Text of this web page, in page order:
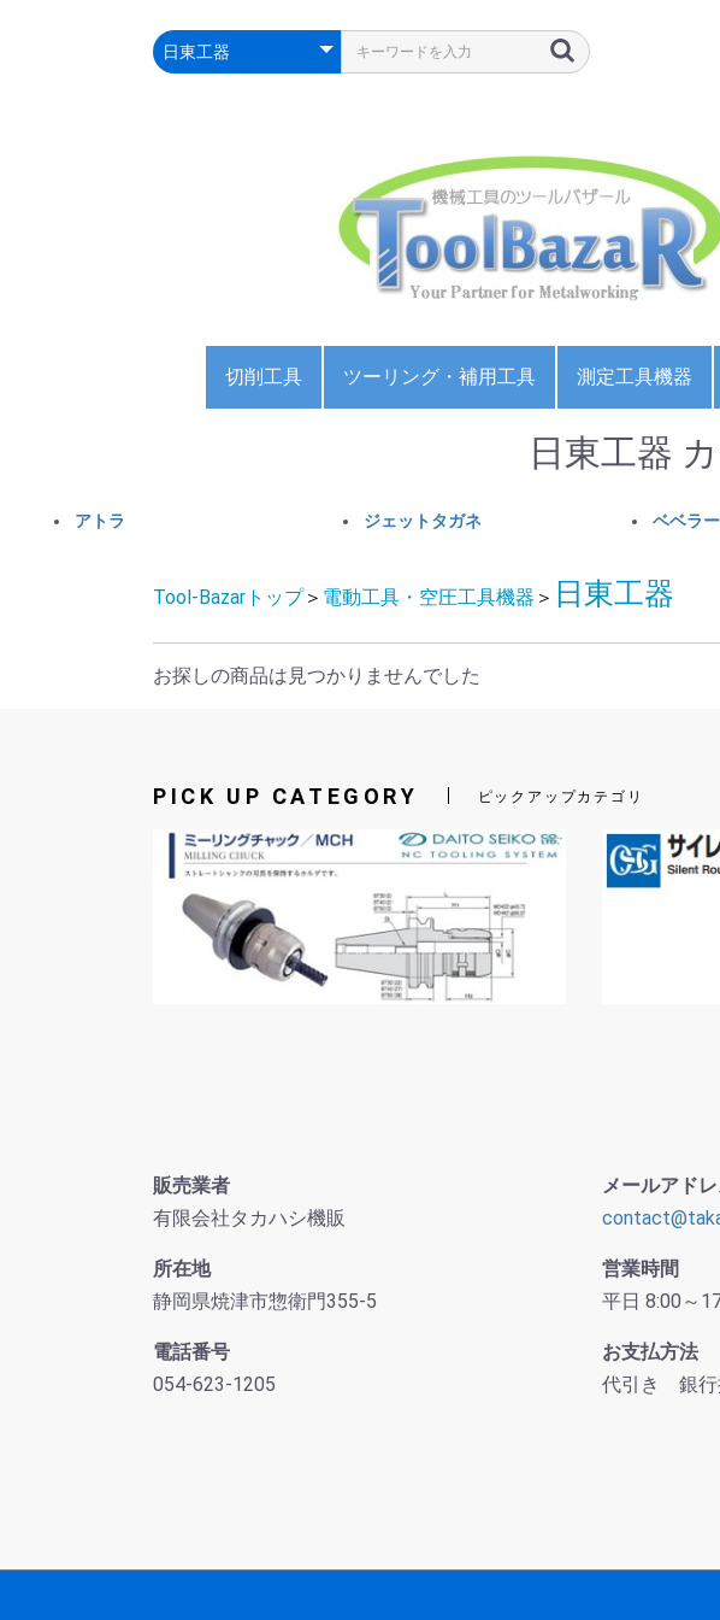
切削工具
サンドビック
住友イゲタロイ
タンガロイ
富士元工業
三菱マテリアル
(
オーエスジー
日進工具(NS)
不二越(NACHI)
三菱マテリアル
オーエスジー
不二越(NACHI)
magafor
ル
三菱マテリアル
スパイラルタップ
ポイントタップ
ハンドタップ
ガスタップ
メタルソー
キーシードカッター
サイドカッター
Tスロットカッター
ー
面取りカッター
アンギュラカッター
丸フライス
チャッキングリーマー
マシンリーマー
ハンドリーマー
ツーリング・補用工具
大東 ミーリン
ック
日研 ミーリン
ック
BIG ミーリン
ク
NTツール コレ
ルダ
日研 スリムチ
BIG ベビーチャ
YG-1 ERコレッ
ドリルチャッ
ー
ドリルスリーブ
メタルソーアー
BIG KAISER
ングシステム
日研 ボーリン
テム
パワーバイス
油圧バイス
マシンバイス
ベタバイス
パワーチャック
スクロールチャ
北川 硬爪
ギガ・セレクシ
生爪
JBコーポレーシ
生爪
Tナット(ジョー
ト)
カブト工業
測定工具機器
ノギス
マイクロメータ
シリンダーゲー
ダイヤルゲージ
ハイトゲージ
栓ゲージ・リン
ジ
ピンゲージ
ねじゲージ
デジタルスケー
日東工器
アトラ ジェットタガネ ベベラー
Tool-Bazarトップ＞ 電動工具・空圧工具機器 ＞ 日東工器
お探しの商品は見つかりませんでした
PICK UP CATEGORY ピックアップカテゴリ
販売業者
有限会社タカハシ機販
所在地
静岡県焼津市惣衛門355-5
電話番号
054-623-1205
メールアド
営業時間
平日 8:00～
お支払方法
代引き 銀行